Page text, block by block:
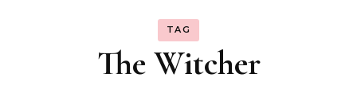
TAG
The Witcher